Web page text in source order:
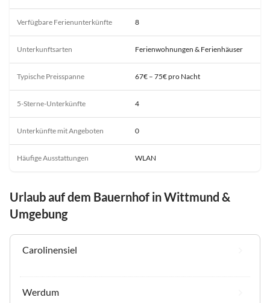
Verfügbare Ferienunterkünfte 8
Unterkunftsarten Ferienwohnungen & Ferienhäuser
Typische Preisspanne 67€ – 75€ pro Nacht
5-Sterne-Unterkünfte 4
Unterkünfte mit Angeboten 0
Häufige Ausstattungen WLAN
Urlaub auf dem Bauernhof in Wittmund &
Umgebung
Carolinensiel
Werdum